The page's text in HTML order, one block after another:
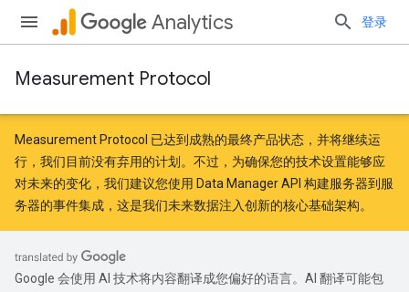
Analytics 登录
Measurement Protocol
Measurement Protocol 已达到成熟的最终产品状态，并将继续运
行，我们目前没有弃用的计划。不过，为确保您的技术设置能够应
对未来的变化，我们建议您使用 Data Manager API 构建服务器到服
务器的事件集成，这是我们未来数据注入创新的核心基础架构。
Google 会使用 AI 技术将内容翻译成您偏好的语言。AI 翻译可能包